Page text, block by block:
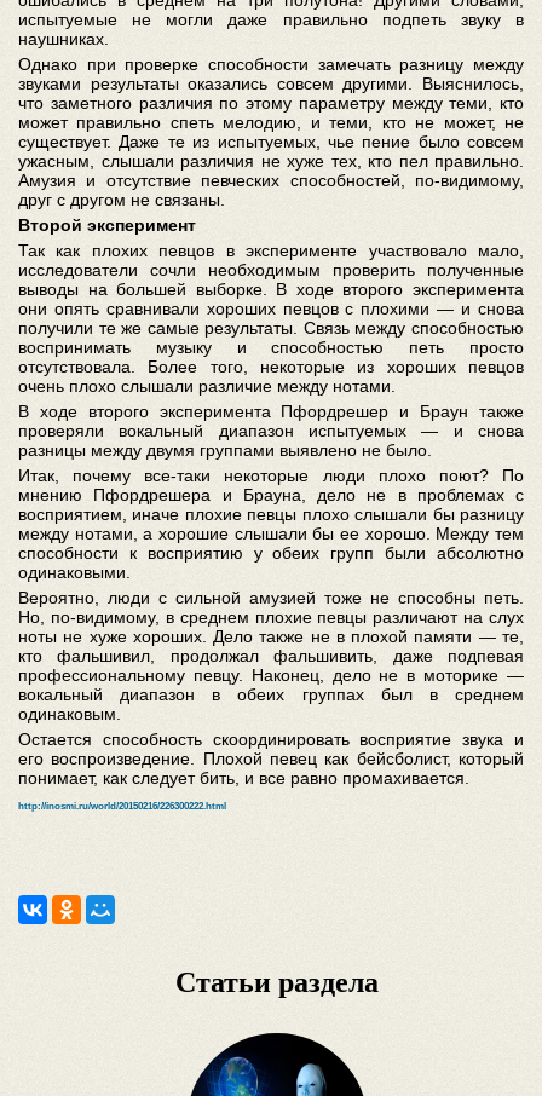
испытуемые не могли даже правильно подпеть звуку в
наушниках.
Однако при проверке способности замечать разницу между
звуками результаты оказались совсем другими. Выяснилось,
что заметного различия по этому параметру между теми, кто
может правильно спеть мелодию, и теми, кто не может, не
существует. Даже те из испытуемых, чье пение было совсем
ужасным, слышали различия не хуже тех, кто пел правильно.
Амузия и отсутствие певческих способностей, по-видимому,
друг с другом не связаны.
Второй эксперимент
Так как плохих певцов в эксперименте участвовало мало,
исследователи сочли необходимым проверить полученные
выводы на большей выборке. В ходе второго эксперимента
они опять сравнивали хороших певцов с плохими — и снова
получили те же самые результаты. Связь между способностью
воспринимать музыку и способностью петь просто
отсутствовала. Более того, некоторые из хороших певцов
очень плохо слышали различие между нотами.
В ходе второго эксперимента Пфордрешер и Браун также
проверяли вокальный диапазон испытуемых — и снова
разницы между двумя группами выявлено не было.
Итак, почему все-таки некоторые люди плохо поют? По
мнению Пфордрешера и Брауна, дело не в проблемах с
восприятием, иначе плохие певцы плохо слышали бы разницу
между нотами, а хорошие слышали бы ее хорошо. Между тем
способности к восприятию у обеих групп были абсолютно
одинаковыми.
Вероятно, люди с сильной амузией тоже не способны петь.
Но, по-видимому, в среднем плохие певцы различают на слух
ноты не хуже хороших. Дело также не в плохой памяти — те,
кто фальшивил, продолжал фальшивить, даже подпевая
профессиональному певцу. Наконец, дело не в моторике —
вокальный диапазон в обеих группах был в среднем
одинаковым.
Остается способность скоординировать восприятие звука и
его воспроизведение. Плохой певец как бейсболист, который
понимает, как следует бить, и все равно промахивается.
http://inosmi.ru/world/20150216/226300222.html
Статьи раздела